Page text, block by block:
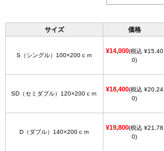
サイズ 価格
S（シングル）100×200ｃｍ
¥14,000(税込 ¥15,40
0)
SD（セミダブル）120×200ｃｍ
¥18,400(税込 ¥20,24
0)
D（ダブル）140×200ｃｍ
¥19,800(税込 ¥21,78
0)